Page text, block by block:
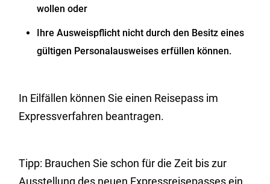
wollen oder
Ihre Ausweispflicht nicht durch den Besitz eines
gültigen Personalausweises erfüllen können.
In Eilfällen können Sie einen Reisepass im
Expressverfahren beantragen.
Tipp: Brauchen Sie schon für die Zeit bis zur
Ausstellung des neuen Expressreisepasses ein